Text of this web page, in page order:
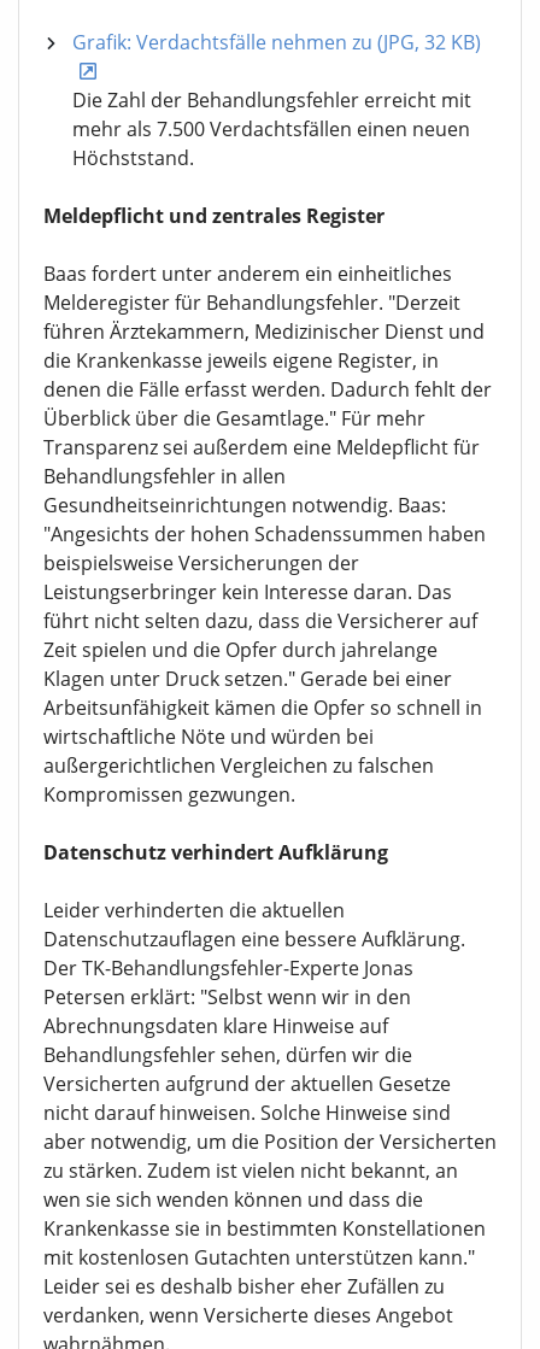
Grafik: Verdachtsfälle nehmen zu (JPG, 32 KB)
Die Zahl der Behandlungsfehler erreicht mit
mehr als 7.500 Verdachtsfällen einen neuen
Höchststand.
Meldepflicht und zentrales Register
Baas fordert unter anderem ein einheitliches
Melderegister für Behandlungsfehler. "Derzeit
führen Ärztekammern, Medizinischer Dienst und
die Krankenkasse jeweils eigene Register, in
denen die Fälle erfasst werden. Dadurch fehlt der
Überblick über die Gesamtlage." Für mehr
Transparenz sei außerdem eine Meldepflicht für
Behandlungsfehler in allen
Gesundheitseinrichtungen notwendig. Baas:
"Angesichts der hohen Schadenssummen haben
beispielsweise Versicherungen der
Leistungserbringer kein Interesse daran. Das
führt nicht selten dazu, dass die Versicherer auf
Zeit spielen und die Opfer durch jahrelange
Klagen unter Druck setzen." Gerade bei einer
Arbeitsunfähigkeit kämen die Opfer so schnell in
wirtschaftliche Nöte und würden bei
außergerichtlichen Vergleichen zu falschen
Kompromissen gezwungen.
Datenschutz verhindert Aufklärung
Leider verhinderten die aktuellen
Datenschutzauflagen eine bessere Aufklärung.
Der TK-Behandlungsfehler-Experte Jonas
Petersen erklärt: "Selbst wenn wir in den
Abrechnungsdaten klare Hinweise auf
Behandlungsfehler sehen, dürfen wir die
Versicherten aufgrund der aktuellen Gesetze
nicht darauf hinweisen. Solche Hinweise sind
aber notwendig, um die Position der Versicherten
zu stärken. Zudem ist vielen nicht bekannt, an
wen sie sich wenden können und dass die
Krankenkasse sie in bestimmten Konstellationen
mit kostenlosen Gutachten unterstützen kann."
Leider sei es deshalb bisher eher Zufällen zu
verdanken, wenn Versicherte dieses Angebot